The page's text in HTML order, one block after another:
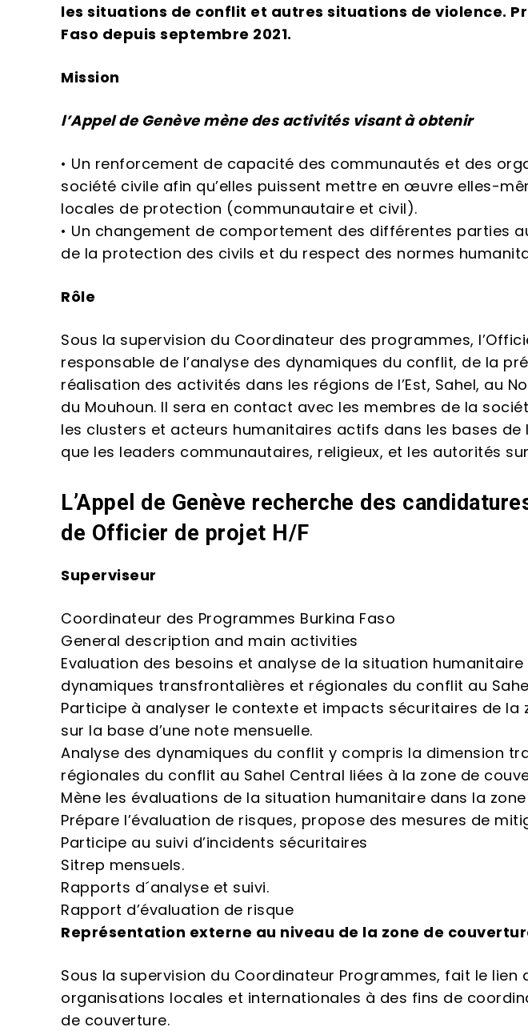
les situations de conflit et autres situations de violence.
Faso depuis septembre 2021.
Mission
l’Appel de Genève mène des activités visant à obtenir
• Un renforcement de capacité des communautés et des
société civile afin qu’elles puissent mettre en œuvre elles-
locales de protection (communautaire et civil).
• Un changement de comportement des différentes parties
de la protection des civils et du respect des normes
Rôle
Sous la supervision du Coordinateur des programmes,
responsable de l’analyse des dynamiques du conflit, de la
réalisation des activités dans les régions de l’Est, Sahel, au
du Mouhoun. Il sera en contact avec les membres de la
les clusters et acteurs humanitaires actifs dans les bases de
que les leaders communautaires, religieux, et les autorités
L’Appel de Genève recherche des
de Officier de projet H/F
Superviseur
Coordinateur des Programmes Burkina Faso
General description and main activities
Evaluation des besoins et analyse de la situation
dynamiques transfrontalières et régionales du conflit au
Participe à analyser le contexte et impacts sécuritaires de la
sur la base d’une note mensuelle.
Analyse des dynamiques du conflit y compris la dimension
régionales du conflit au Sahel Central liées à la zone de
Mène les évaluations de la situation humanitaire dans la
Prépare l’évaluation de risques, propose des mesures de
Participe au suivi d’incidents sécuritaires
Sitrep mensuels.
Rapports d´analyse et suivi.
Rapport d’évaluation de risque
Représentation externe au niveau de la zone de
Sous la supervision du Coordinateur Programmes, fait le lien
organisations locales et internationales à des fins de
de couverture.